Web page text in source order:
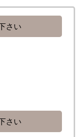
さい
さい